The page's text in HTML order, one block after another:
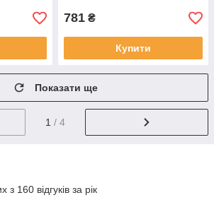
781 ₴
Купити
Показати ще
1 / 4
з 160 відгуків за рік